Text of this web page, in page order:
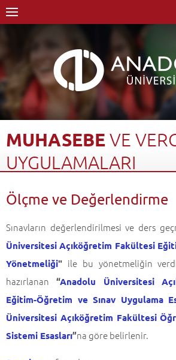
MUHASEBEVE
UYGULAMALARI
Muhasebe ve Vergi Uygulamaları
Ölçme ve
Ölçme ve Değerlendirme
Sınavların değerlendirilmesi ve ders
Üniversitesi Açıköğretim Fakültesi
Yönetmeliği" ile bu yönetmeliğin
hazırlanan “Anadolu Üniversitesi
Eğitim-Öğretim ve Sınav Uygulama
Üniversitesi Açıköğretim Fakültesi
Sistemi Esasları”na göre belirlenir.